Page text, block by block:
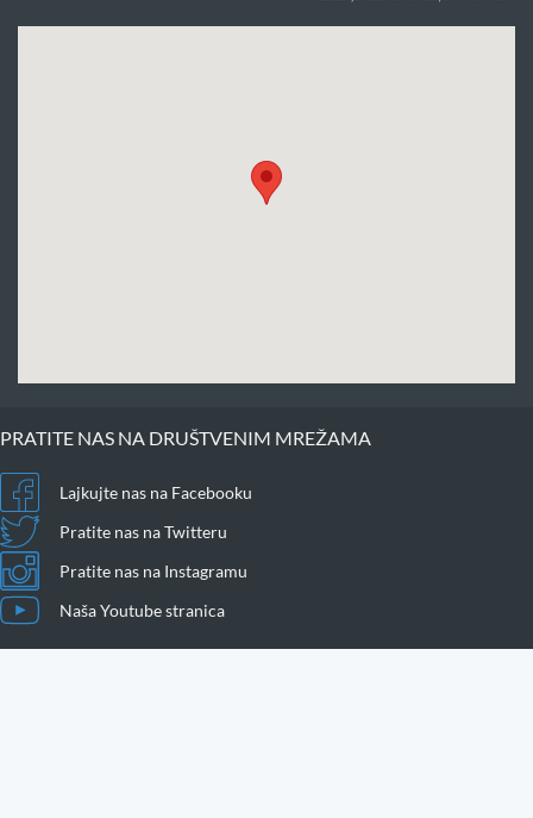
PRATITE NAS NA DRUŠTVENIM MREŽAMA
Lajkujte nas na Facebooku
Pratite nas na Twitteru
Pratite nas na Instagramu
Naša Youtube stranica